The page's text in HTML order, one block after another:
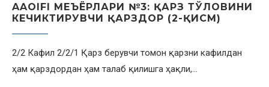
AAOIFI МЕЪЁРЛАРИ №3: ҚАРЗ ТЎЛОВИНИ
КЕЧИКТИРУВЧИ ҚАРЗДОР (2-ҚИСМ)
2/2 Кафил 2/2/1 Қарз берувчи томон қарзни кафилдан
ҳам қарздордан ҳам талаб қилишга ҳақли,…